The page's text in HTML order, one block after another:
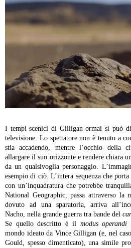
I tempi scenici di Gilligan ormai si può
televisione. Lo spettatore non è tenuto a
stia accadendo, mentre l’occhio della
allargare il suo orizzonte e rendere chiara
da un qualsivoglia personaggio.
esempio di ciò. L’intera sequenza che
con un’inquadratura che potrebbe
National Geographic, passa attraverso la
dovuto ad una sparatoria, arriva
Nacho, nella grande guerra tra bande del
Se quello descritto è il modus operandi
mondo ideato da Vince Gilligan (e, nel
Gould, spesso dimenticato), una simile